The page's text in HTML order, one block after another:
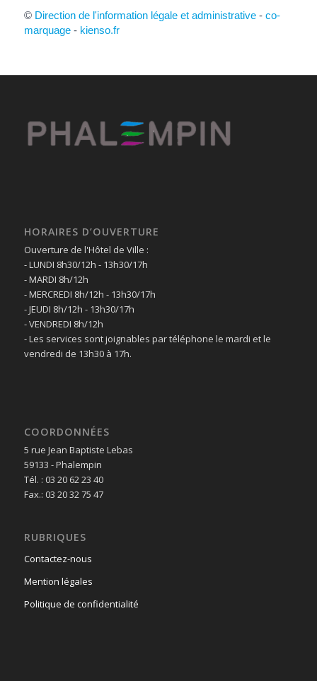
© Direction de l'information légale et administrative- co-
marquage- kienso.fr
HORAIRES D’OUVERTURE
Ouverture de l'Hôtel de Ville :
- LUNDI 8h30/12h - 13h30/17h
- MARDI 8h/12h
- MERCREDI 8h/12h - 13h30/17h
- JEUDI 8h/12h - 13h30/17h
- VENDREDI 8h/12h
- Les services sont joignables par téléphone le mardi et le
vendredi de 13h30 à 17h.
COORDONNÉES
5 rue Jean Baptiste Lebas
59133 - Phalempin
Tél. : 03 20 62 23 40
Fax.: 03 20 32 75 47
RUBRIQUES
Contactez-nous
Mention légales
Politique de confidentialité